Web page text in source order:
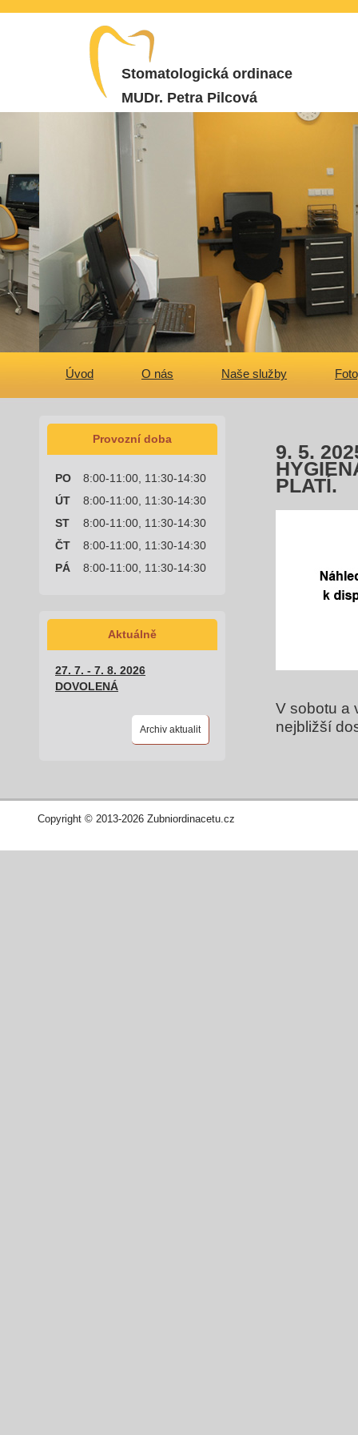
Stomatologická ordinace
MUDr. Petra Pilcová
Úvod O nás Naše služby
Provozní doba
PO
8:00-11:00, 11:30-14:30
ÚT
8:00-11:00, 11:30-14:30
ST
8:00-11:00, 11:30-14:30
ČT
8:00-11:00, 11:30-14:30
PÁ
8:00-11:00, 11:30-14:30
Aktuálně
27. 7. - 7. 8. 2026
DOVOLENÁ
Archiv aktualit
9. 5.
PLATÍ.
V sobotu a
nejbližší
Copyright © 2013-2026 Zubniordinacetu.cz